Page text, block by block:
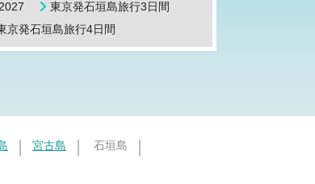
東京発石垣島旅行3日間
京発石垣島旅行4日間
宮古島
石垣島